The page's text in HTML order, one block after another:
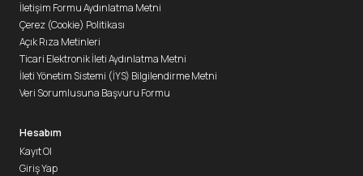
İletişim Formu Aydınlatma Metni
Çerez (Cookie) Politikası
Açık Rıza Metinleri
Ticari Elektronik İleti Aydınlatma Metni
İleti Yönetim Sistemi (İYS) Bilgilendirme Metni
Veri Sorumlusuna Başvuru Formu
Hesabım
Kayıt Ol
Giriş Yap